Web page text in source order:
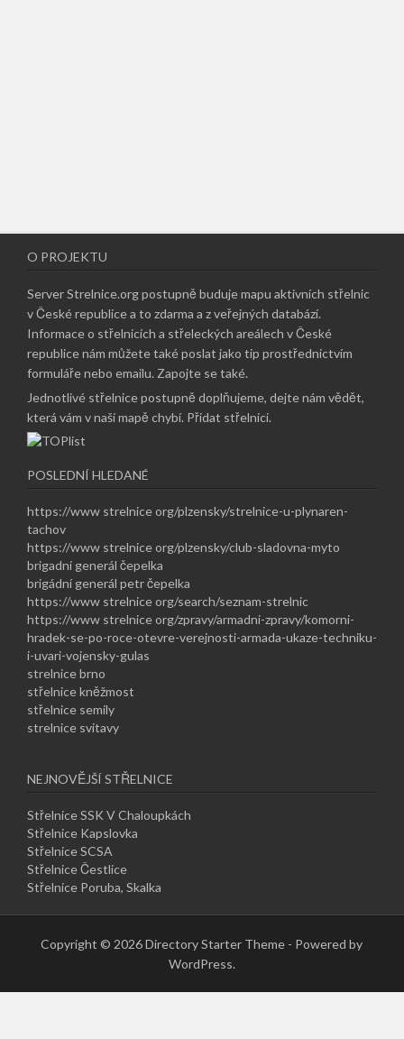
O PROJEKTU
Server Strelnice.org postupně buduje mapu aktivních střelnic
v České republice a to zdarma a z veřejných databází.
Informace o střelnicích a střeleckých areálech v České
republice nám můžete také poslat jako tip prostřednictvím
formuláře nebo emailu.Zapojte se také.
Jednotlivé střelnice postupně doplňujeme, dejte nám vědět,
která vám v naší mapě chybí. Přidat střelnici.
POSLEDNÍ HLEDANÉ
https://www strelnice org/plzensky/strelnice-u-plynaren-
tachov
https://www strelnice org/plzensky/club-sladovna-myto
brigadní generál čepelka
brigádní generál petr čepelka
https://www strelnice org/search/seznam-strelnic
https://www strelnice org/zpravy/armadni-zpravy/komorni-
hradek-se-po-roce-otevre-verejnosti-armada-ukaze-techniku-
i-uvari-vojensky-gulas
strelnice brno
střelnice kněžmost
střelnice semily
strelnice svitavy
NEJNOVĚJŠÍ STŘELNICE
Střelnice SSK V Chaloupkách
Střelnice Kapslovka
Střelnice SCSA
Střelnice Čestlice
Střelnice Poruba, Skalka
Copyright © 2026 Directory Starter Theme - Powered by
WordPress.